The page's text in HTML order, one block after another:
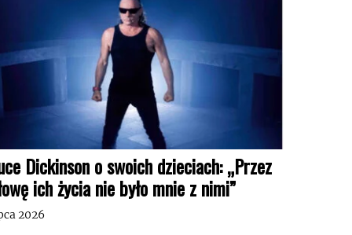
Dickinson o swoich dzieciach: „Przez
ich życia nie było mnie z nimi”
2026